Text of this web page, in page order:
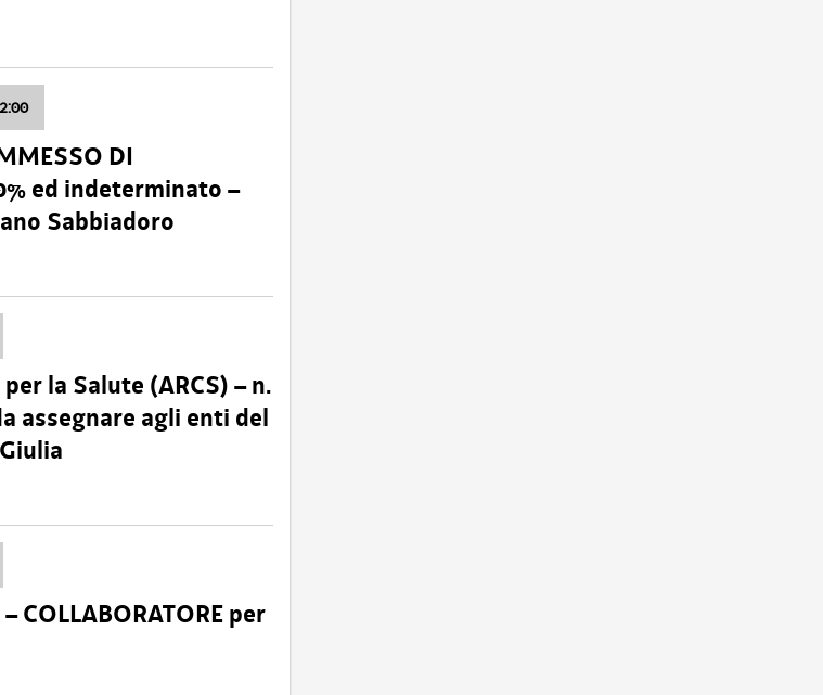
DI
ed indeterminato –
Sabbiadoro
la Salute (ARCS) – n.
assegnare agli enti del
COLLABORATORE per